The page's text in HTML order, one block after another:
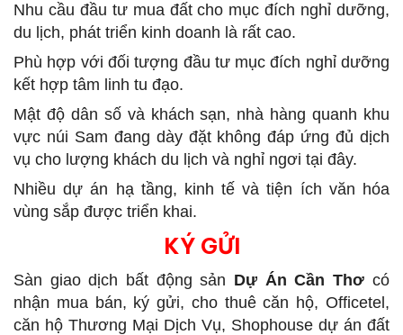
Nhu cầu đầu tư mua đất cho mục đích nghỉ dưỡng,
du lịch, phát triển kinh doanh là rất cao.
Phù hợp với đối tượng đầu tư mục đích nghỉ dưỡng
kết hợp tâm linh tu đạo.
Mật độ dân số và khách sạn, nhà hàng quanh khu
vực núi Sam đang dày đặt không đáp ứng đủ dịch
vụ cho lượng khách du lịch và nghỉ ngơi tại đây.
Nhiều dự án hạ tầng, kinh tế và tiện ích văn hóa
vùng sắp được triển khai.
KÝ GỬI
Sàn giao dịch bất động sản Dự Án Cần Thơ có
nhận mua bán, ký gửi, cho thuê căn hộ, Officetel,
căn hộ Thương Mại Dịch Vụ, Shophouse dự án đất